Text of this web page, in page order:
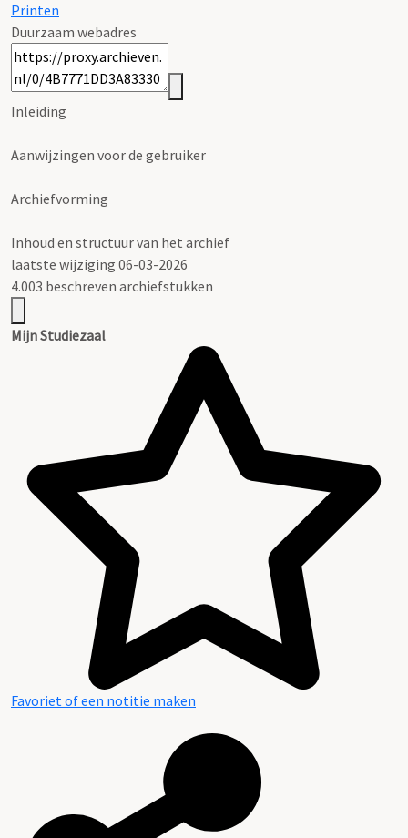
Printen
Duurzaam webadres
Inleiding
Aanwijzingen voor de gebruiker
Archiefvorming
Inhoud en structuur van het archief
laatste wijziging 06-03-2026
4.003 beschreven archiefstukken
Mijn Studiezaal
Favoriet of een notitie maken